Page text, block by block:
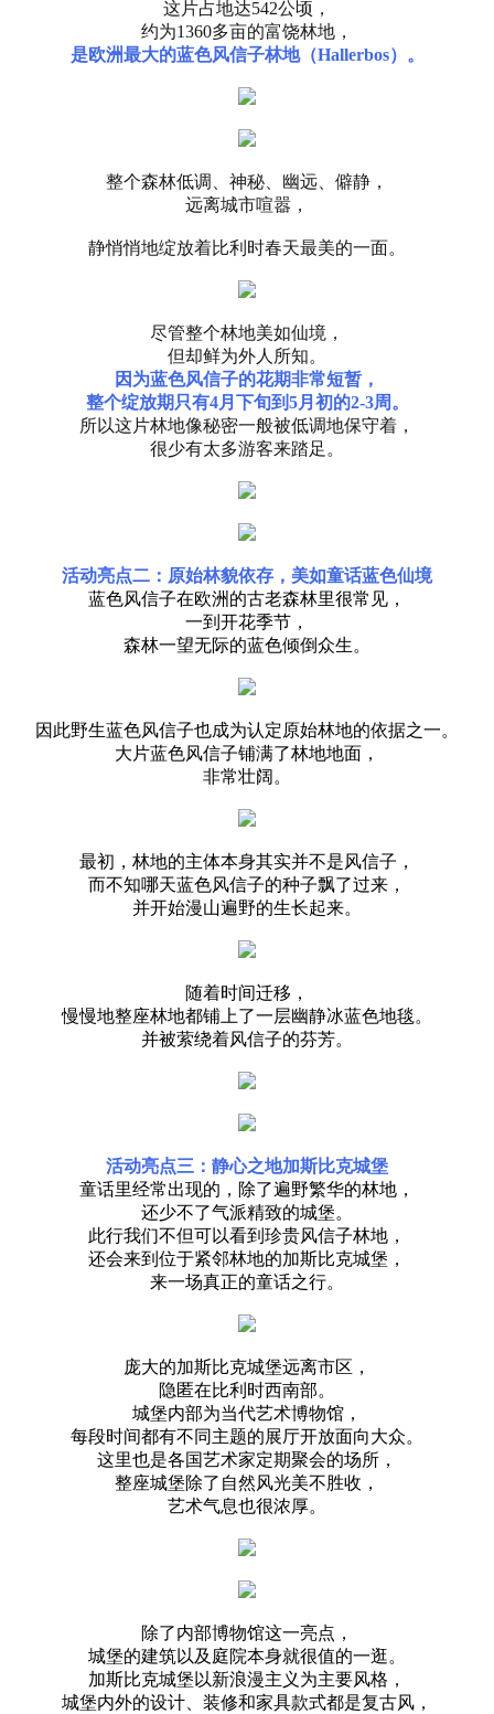
这片占地达542公顷，
约为1360多亩的富饶林地，
是欧洲最大的蓝色风信子林地（Hallerbos） 。
整个森林低调、神秘、幽远、僻静，
远离城市喧嚣，
静悄悄地绽放着比利时春天最美的一面。
尽管整个林地美如仙境，
但却鲜为外人所知。
因为蓝色风信子的花期非常短暂，
整个绽放期只有4月下旬到5月初的2-3周。
所以这片林地像秘密一般被低调地保守着，
很少有太多游客来踏足。
活动亮点二：原始林貌依存，美如童话蓝色仙境
蓝色风信子在欧洲的古老森林里很常见，
一到开花季节，
森林一望无际的蓝色倾倒众生。
因此野生蓝色风信子也成为认定原始林地的依据之一。
大片蓝色风信子铺满了林地地面，
非常壮阔。
最初，林地的主体本身其实并不是风信子，
而不知哪天蓝色风信子的种子飘了过来，
并开始漫山遍野的生长起来。
随着时间迁移，
慢慢地整座林地都铺上了一层幽静冰蓝色地毯。
并被萦绕着风信子的芬芳。
活动亮点三：静心之地加斯比克城堡
童话里经常出现的，除了遍野繁华的林地，
还少不了气派精致的城堡。
此行我们不但可以看到珍贵风信子林地，
还会来到位于紧邻林地的加斯比克城堡，
来一场真正的童话之行。
庞大的加斯比克城堡远离市区，
隐匿在比利时西南部。
城堡内部为当代艺术博物馆，
每段时间都有不同主题的展厅开放面向大众。
这里也是各国艺术家定期聚会的场所，
整座城堡除了自然风光美不胜收，
艺术气息也很浓厚。
除了内部博物馆这一亮点，
城堡的建筑以及庭院本身就很值的一逛。
加斯比克城堡以新浪漫主义为主要风格，
城堡内外的设计、装修和家具款式都是复古风，